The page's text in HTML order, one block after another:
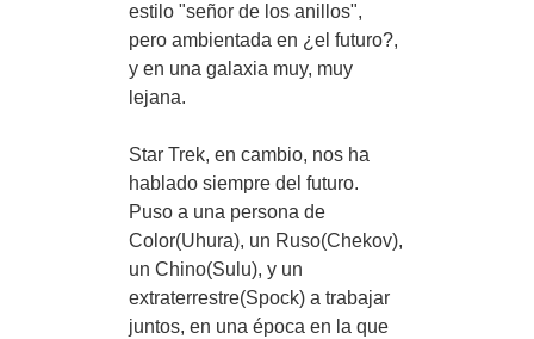
estilo "señor de los anillos",
pero ambientada en ¿el futuro?,
y en una galaxia muy, muy
lejana.
Star Trek, en cambio, nos ha
hablado siempre del futuro.
Puso a una persona de
Color(Uhura), un Ruso(Chekov),
un Chino(Sulu), y un
extraterrestre(Spock) a trabajar
juntos, en una época en la que